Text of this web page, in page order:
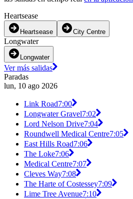
Heartsease
Heartsease City Centre
Longwater
Longwater
Ver más salidas
Paradas
lun, 10 ago 2026
Link Road7:00
Longwater Gravel7:02
Lord Nelson Drive7:04
Roundwell Medical Centre7:05
East Hills Road7:06
The Loke7:06
Medical Centre7:07
Cleves Way7:08
The Harte of Costessey7:09
Lime Tree Avenue7:10